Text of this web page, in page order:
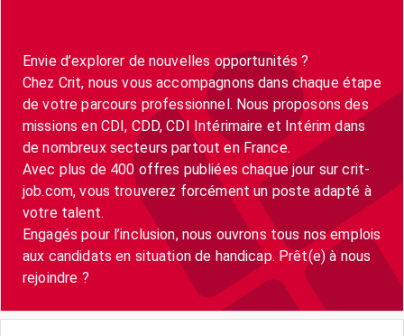
Envie d’explorer de nouvelles opportunités ?
Chez Crit, nous vous accompagnons dans chaque étape
de votre parcours professionnel. Nous proposons des
missions en CDI, CDD, CDI Intérimaire et Intérim dans
de nombreux secteurs partout en France.
Avec plus de 400 offres publiées chaque jour sur crit-
job.com, vous trouverez forcément un poste adapté à
votre talent.
Engagés pour l’inclusion, nous ouvrons tous nos emplois
aux candidats en situation de handicap. Prêt(e) à nous